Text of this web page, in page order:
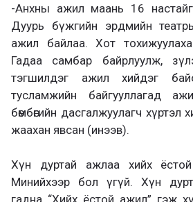
-Анхны ажил маань 16
Дуурь бүжгийн эрдмийн
ажил байлаа. Хот
Гадаа самбар байрлуулж,
тэгшилдэг ажил хийдэг
тусламжийн байгууллагад
бөмбөгийн дасгалжуулагч
жаахан явсан (инээв).
Хүн дуртай ажлаа хийх
Минийхээр бол үгүй. Хүн